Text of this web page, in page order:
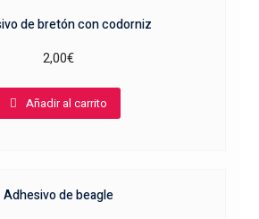
de bretón con codorniz
2,00€
Añadir al carrito
Adhesivo de beagle